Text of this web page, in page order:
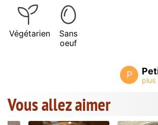
Végétarien
Sans
oeuf
P
Vous allez aimer